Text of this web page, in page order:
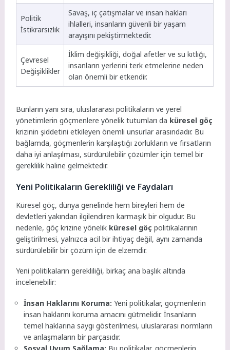
Politik
İstikrarsızlık
Savaş, iç çatışmalar ve insan hakları
ihlalleri, insanların güvenli bir yaşam
arayışını pekiştirmektedir.
Çevresel
Değişiklikler
İklim değişikliği, doğal afetler ve su kıtlığı,
insanların yerlerini terk etmelerine neden
olan önemli bir etkendir.
Bunların yanı sıra, uluslararası politikaların ve yerel
yönetimlerin göçmenlere yönelik tutumları da küresel göç
krizinin şiddetini etkileyen önemli unsurlar arasındadır. Bu
bağlamda, göçmenlerin karşılaştığı zorlukların ve fırsatların
daha iyi anlaşılması, sürdürülebilir çözümler için temel bir
gereklilik haline gelmektedir.
Yeni Politikaların Gerekliliği ve Faydaları
Küresel göç, dünya genelinde hem bireyleri hem de
devletleri yakından ilgilendiren karmaşık bir olgudur. Bu
nedenle, göç krizine yönelik küresel göç politikalarının
geliştirilmesi, yalnızca acil bir ihtiyaç değil, aynı zamanda
sürdürülebilir bir çözüm için de elzemdir.
Yeni politikaların gerekliliği, birkaç ana başlık altında
incelenebilir:
İnsan Haklarını Koruma: Yeni politikalar, göçmenlerin
insan haklarını koruma amacını gütmelidir. İnsanların
temel haklarına saygı gösterilmesi, uluslararası normların
ve anlaşmaların bir parçasıdır.